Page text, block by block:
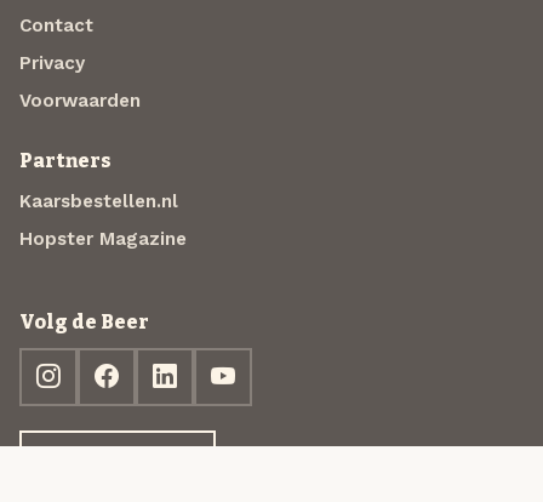
Contact
Privacy
Voorwaarden
Partners
Kaarsbestellen.nl
Hopster Magazine
Volg de Beer